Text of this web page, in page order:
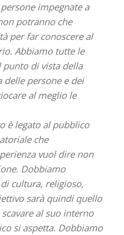
impegnate a
potranno che
per far conoscere al
Abbiamo tutte le
di vista della
persone e dei
al meglio le
è legato al pubblico
che
vuol dire non
Dobbiamo
cultura, religioso,
sarà quindi quello
al suo interno
si aspetta. Dobbiamo